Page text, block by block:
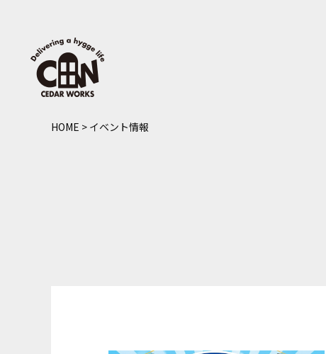
HOME > イベント情報